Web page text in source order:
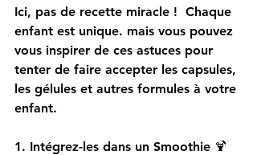
Ici, pas de recette miracle !  Chaque
enfant est unique. mais vous pouvez
vous inspirer de ces astuces pour
tenter de faire accepter les capsules,
les gélules et autres formules à votre
enfant.
1. Intégrez-les dans un Smoothie 🍹